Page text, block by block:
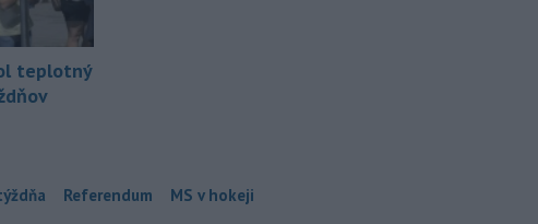
teplotný
Referendum MS v hokeji